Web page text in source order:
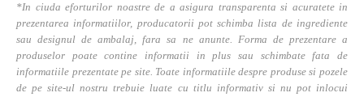
*In ciuda eforturilor noastre de a asigura transparenta si acuratete in
prezentarea informatiilor, producatorii pot schimba lista de ingrediente
sau designul de ambalaj, fara sa ne anunte. Forma de prezentare a
produselor poate contine informatii in plus sau schimbate fata de
informatiile prezentate pe site. Toate informatiile despre produse si pozele
de pe site-ul nostru trebuie luate cu titlu informativ si nu pot inlocui